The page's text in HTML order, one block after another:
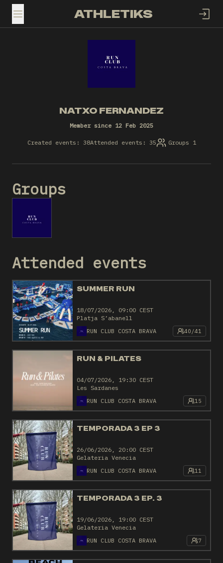
TOGGLE MENUATHLETIKS
NATXO FERNANDEZ
Member since 12 Feb 2025
Created events: 38Attended events: 35 Groups 1
Groups
Attended events
SUMMER RUN
18/07/2026, 09:00 CEST
Platja S’abanell
RUN CLUB COSTA BRAVA
40/41
RUN & PILATES
04/07/2026, 19:30 CEST
Les Sardanes
RUN CLUB COSTA BRAVA
15
TEMPORADA 3 EP 3
26/06/2026, 20:00 CEST
Gelateria Venecia
RUN CLUB COSTA BRAVA
11
TEMPORADA 3 EP. 3
19/06/2026, 19:00 CEST
Gelateria Venecia
RUN CLUB COSTA BRAVA
7